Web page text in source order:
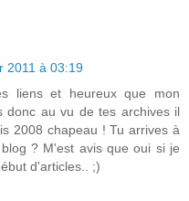
2011 à 03:19
liens et heureux que mon
donc au vu de tes archives il
2008 chapeau ! Tu arrives à
? M'est avis que oui si je
d'articles.. ;)